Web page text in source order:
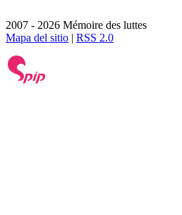
2007 - 2026 Mémoire des luttes
Mapa del sitio | RSS 2.0